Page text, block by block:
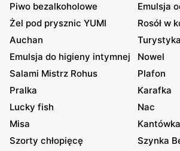
Piwo bezalkoholowe
Emulsja
Żel pod prysznic YUMI
Rosół w
Auchan
Turystyka
Emulsja do higieny intymnej
Nowel
Salami Mistrz Rohus
Plafon
Pralka
Karafka
Lucky fish
Nac
Misa
Kantówka
Szorty chłopięcę
Szynka